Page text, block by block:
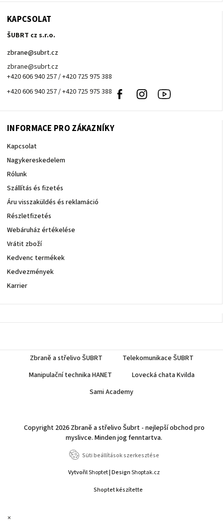
KAPCSOLAT
ŠUBRT cz s.r.o.
zbrane@subrt.cz
zbrane@subrt.cz
+420 606 940 257 / +420 725 975 388
+420 606 940 257 / +420 725 975 388
Facebook Instagram
INFORMACE PRO ZÁKAZNÍKY
Kapcsolat
Nagykereskedelem
Rólunk
Szállítás és fizetés
Áru visszaküldés és reklamáció
Részletfizetés
Webáruház értékelése
Vrátit zboží
Kedvenc termékek
Kedvezmények
Karrier
Zbraně a střelivo ŠUBRT
Telekomunikace ŠUBRT
Manipulační technika HANET
Lovecká chata Kvilda
Sami Academy
Shoptet készítette
Copyright 2026 Zbraně a střelivo Šubrt - nejlepší obchod pro
myslivce. Minden jog fenntartva.
Süti beállítások szerkesztése
VytvořilShoptet | DesignShoptak.cz
×